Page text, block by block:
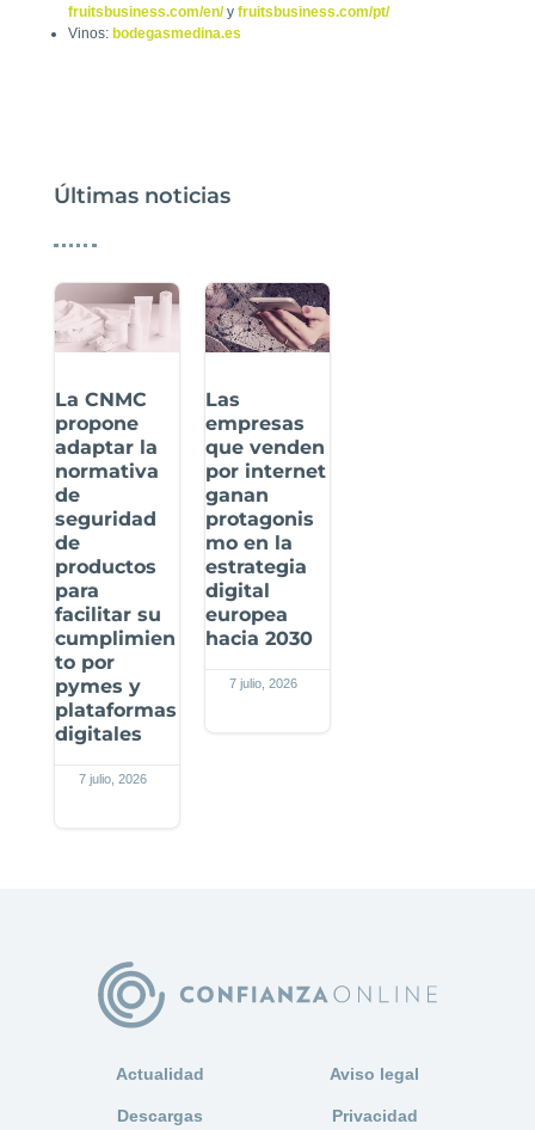
fruitsbusiness.com/en/y fruitsbusiness.com/pt/
Vinos: bodegasmedina.es
Últimas noticias
La CNMC
propone
adaptar la
normativa
de
seguridad
de
productos
para
facilitar su
cumplimien
to por
pymes y
plataformas
digitales
7 julio, 2026
Las
empresas
que venden
por internet
ganan
protagonis
mo en la
estrategia
digital
europea
hacia 2030
7 julio, 2026
Actualidad
Descargas
Aviso legal
Privacidad